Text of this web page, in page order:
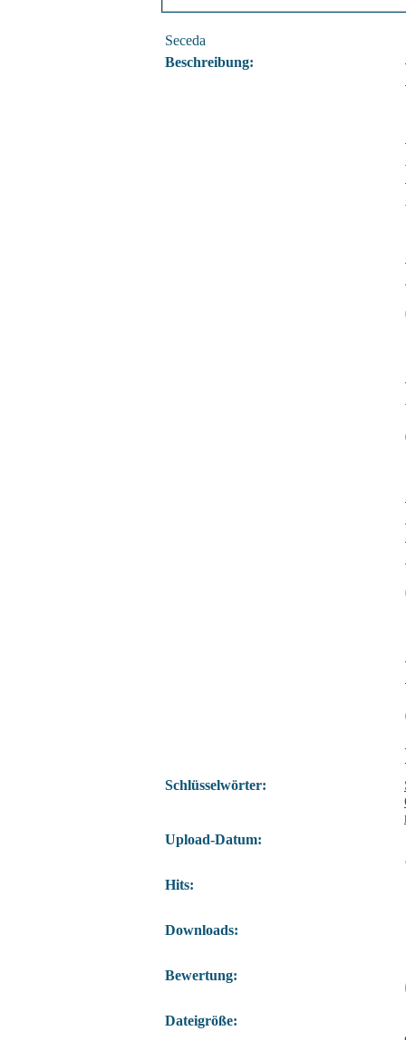
Seceda
Beschreibung:
Schlüsselwörter:
Upload-Datum:
Hits:
Downloads:
Bewertung:
Dateigröße: